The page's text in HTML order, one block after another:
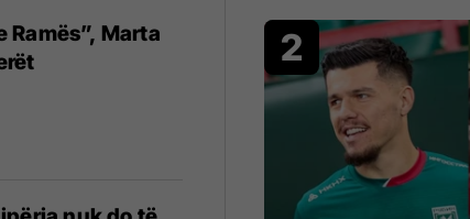
Ramës”, Marta